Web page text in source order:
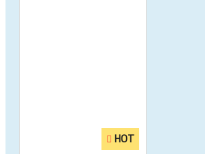
HOT